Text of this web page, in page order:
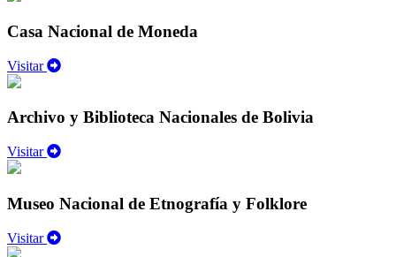
Casa Nacional de Moneda
Visitar
Archivo y Biblioteca Nacionales de Bolivia
Visitar
Museo Nacional de Etnografía y Folklore
Visitar